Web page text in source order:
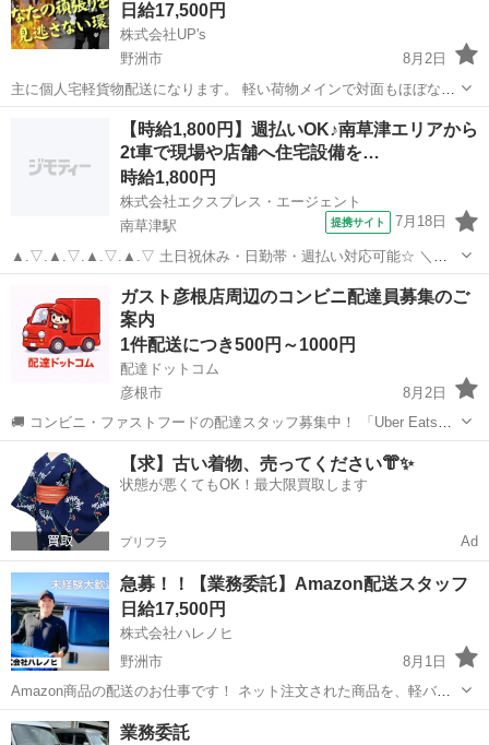
日給17,500円
株式会社UP's
野洲市
8月2日
主に個人宅軽貨物配送になります。 軽い荷物メインで対面もほぼない
です💪🏼 📍実はけっこう楽！ （近距離配達） 📍しかも気楽！
（車内はプライベートスペース） (人間関係苦手な方でも安心) 📍服装
髪型ネイル自由 (...
配送 貨物
【時給1,800円】週払いOK♪南草津エリアから
2t車で現場や店舗へ住宅設備を…
時給1,800円
株式会社エクスプレス・エージェント
南草津駅
提携サイト 7月18日
▲.▽.▲.▽.▲.▽.▲.▽ 土日祝休み・日勤帯・週払い対応可能☆ ＼好
条件が揃ったお仕事ですよ♪/ ツーマンで業務を進めていきますので、
サポート体制も整っています! ▲.▽.▲.▽.▲.▽.▲.▽
—————————...
南草津駅 配送
ガスト彦根店周辺のコンビニ配達員募集のご
案内
1件配送につき500円～1000円
配達ドットコム
彦根市
8月2日
🚚 コンビニ・ファストフードの配達スタッフ募集中！ 「Uber Eats」
や「出前館」のように、配達専用アプリを使ってお仕事するスタイル
です。 オファー内容を見てから、受けるかどうかを自由に選べます！
✅ 業務内容...
滋賀 配送 ガスト
【求】古い着物、売ってください👘✨
状態が悪くてもOK！最大限買取します
プリフラ Ad
急募！！【業務委託】Amazon配送スタッフ
日給17,500円
株式会社ハレノヒ
野洲市
8月1日
Amazon商品の配送のお仕事です！ ネット注文された商品を、軽バン
（軽自動車）でお客様宅へ配送していただきます。 置き配メインのた
め、対面対応は少なめです。 専用アプリを使用するので、土地勘がな
滋賀 野洲市 配送
業務委託